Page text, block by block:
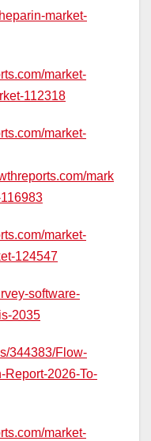
market-
market-
112318
market-
mark
market-
124547
software-
2035
344383/Flow-
Report-2026-To-
market-